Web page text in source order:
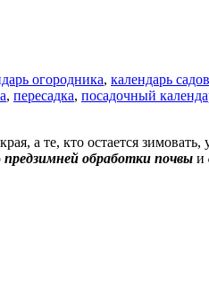
огородника, календарь
, пересадка, посадочный
а те, кто остается
предзимней обработки почвы и